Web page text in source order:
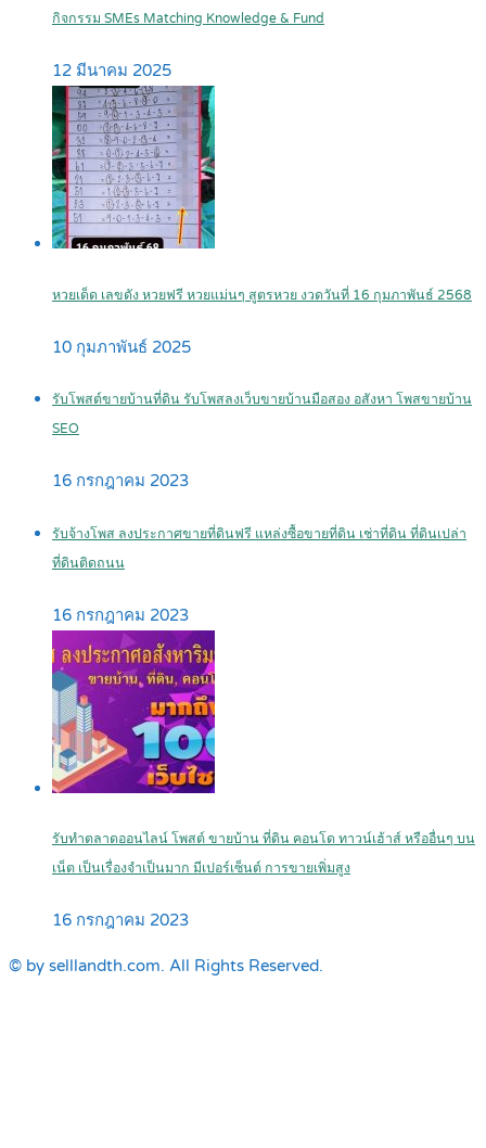
กิจกรรม SMEs Matching Knowledge & Fund
12 มีนาคม 2025
หวยเด็ด เลขดัง หวยฟรี หวยแม่นๆ สูตรหวย งวดวันที่ 16 กุมภาพันธ์ 2568
10 กุมภาพันธ์ 2025
รับโพสต์ขายบ้านที่ดิน รับโพสลงเว็บขายบ้านมือสอง อสังหา โพสขายบ้าน
SEO
16 กรกฎาคม 2023
รับจ้างโพส ลงประกาศขายที่ดินฟรี แหล่งซื้อขายที่ดิน เช่าที่ดิน ที่ดินเปล่า
ที่ดินติดถนน
16 กรกฎาคม 2023
รับทำตลาดออนไลน์ โพสต์ ขายบ้าน ที่ดิน คอนโด ทาวน์เฮ้าส์ หรืออื่นๆ บน
เน็ต เป็นเรื่องจำเป็นมาก มีเปอร์เซ็นต์ การขายเพิ่มสูง
16 กรกฎาคม 2023
© by selllandth.com. All Rights Reserved.